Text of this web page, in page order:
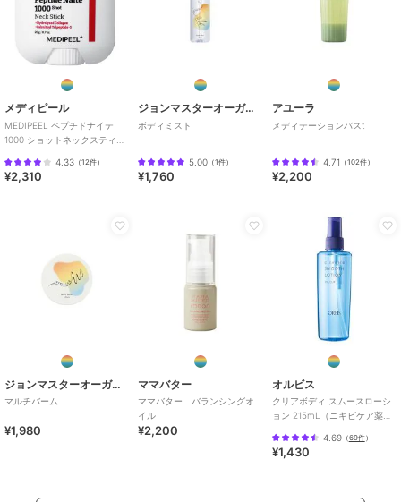
メディピール
MEDIPEEL ペプチドナイテ
1000 ショットネックスティッ
4.33 （12件）
¥2,310
ジョンマスターオーガニック
ボディミスト
5.00 （1件）
¥1,760
アユーラ
メディテーションバスt
4.71 （102件）
¥2,200
ジョンマスターオーガニック
マルチバーム
¥1,980
ママバター
ママバター バランシングオ
イル
¥2,200
オルビス
クリアボディ スムースローシ
ョン 215mL（ニキビケア薬用
外品］
4.69（69件）
¥1,430